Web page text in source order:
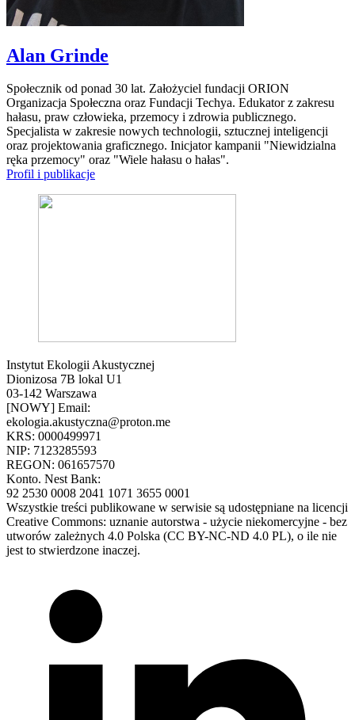
Alan Grinde
Społecznik od ponad 30 lat. Założyciel fundacji ORION
Organizacja Społeczna oraz Fundacji Techya. Edukator z zakresu
hałasu, praw człowieka, przemocy i zdrowia publicznego.
Specjalista w zakresie nowych technologii, sztucznej inteligencji
oraz projektowania graficznego. Inicjator kampanii "Niewidzialna
ręka przemocy" oraz "Wiele hałasu o hałas".
Profil i publikacje
Instytut Ekologii Akustycznej
Dionizosa 7B lokal U1
03-142 Warszawa
[NOWY] Email:
ekologia.akustyczna@proton.me
KRS: 0000499971
NIP: 7123285593
REGON: 061657570
Konto. Nest Bank:
92 2530 0008 2041 1071 3655 0001
Wszystkie treści publikowane w serwisie są udostępniane na licencji
Creative Commons: uznanie autorstwa - użycie niekomercyjne - bez
utworów zależnych 4.0 Polska (CC BY-NC-ND 4.0 PL), o ile nie
jest to stwierdzone inaczej.